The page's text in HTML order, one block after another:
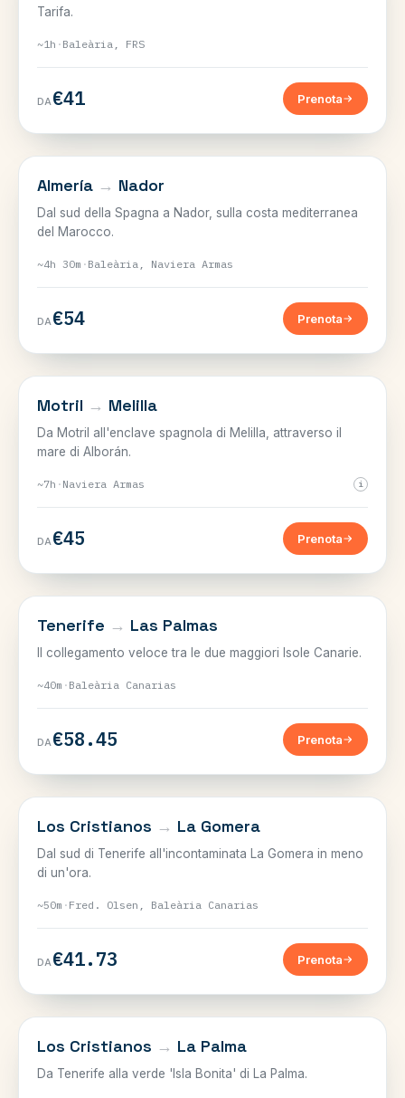
Tarifa.
~1h · Baleària, FRS
DA€41 Prenota
LO STRETTO
Almería → Nador
Dal sud della Spagna a Nador, sulla costa mediterranea
del Marocco.
~4h 30m · Baleària, Naviera Armas
DA€54 Prenota
LO STRETTO
Motril → Melilla
Da Motril all'enclave spagnola di Melilla, attraverso il
mare di Alborán.
~7h · Naviera Armas i
DA€45 Prenota
CANARIE
Tenerife → Las Palmas
Il collegamento veloce tra le due maggiori Isole Canarie.
~40m · Baleària Canarias
DA€58.45 Prenota
CANARIE
Los Cristianos → La Gomera
Dal sud di Tenerife all'incontaminata La Gomera in meno
di un'ora.
~50m · Fred. Olsen, Baleària Canarias
DA€41.73 Prenota
CANARIE
Los Cristianos → La Palma
Da Tenerife alla verde 'Isla Bonita' di La Palma.